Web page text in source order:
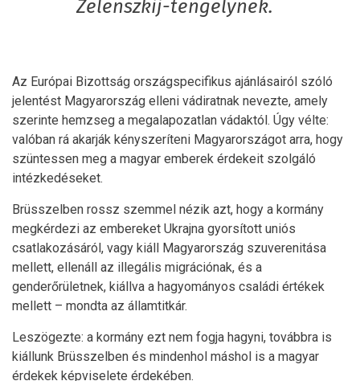
Zelenszkij-tengelynek.
Az Európai Bizottság országspecifikus ajánlásairól szóló
jelentést Magyarország elleni vádiratnak nevezte, amely
szerinte hemzseg a megalapozatlan vádaktól. Úgy vélte:
valóban rá akarják kényszeríteni Magyarországot arra, hogy
szüntessen meg a magyar emberek érdekeit szolgáló
intézkedéseket.
Brüsszelben rossz szemmel nézik azt, hogy a kormány
megkérdezi az embereket Ukrajna gyorsított uniós
csatlakozásáról, vagy kiáll Magyarország szuverenitása
mellett, ellenáll az illegális migrációnak, és a
genderőrületnek, kiállva a hagyományos családi értékek
mellett – mondta az államtitkár.
Leszögezte: a kormány ezt nem fogja hagyni, továbbra is
kiállunk Brüsszelben és mindenhol máshol is a magyar
érdekek képviselete érdekében.